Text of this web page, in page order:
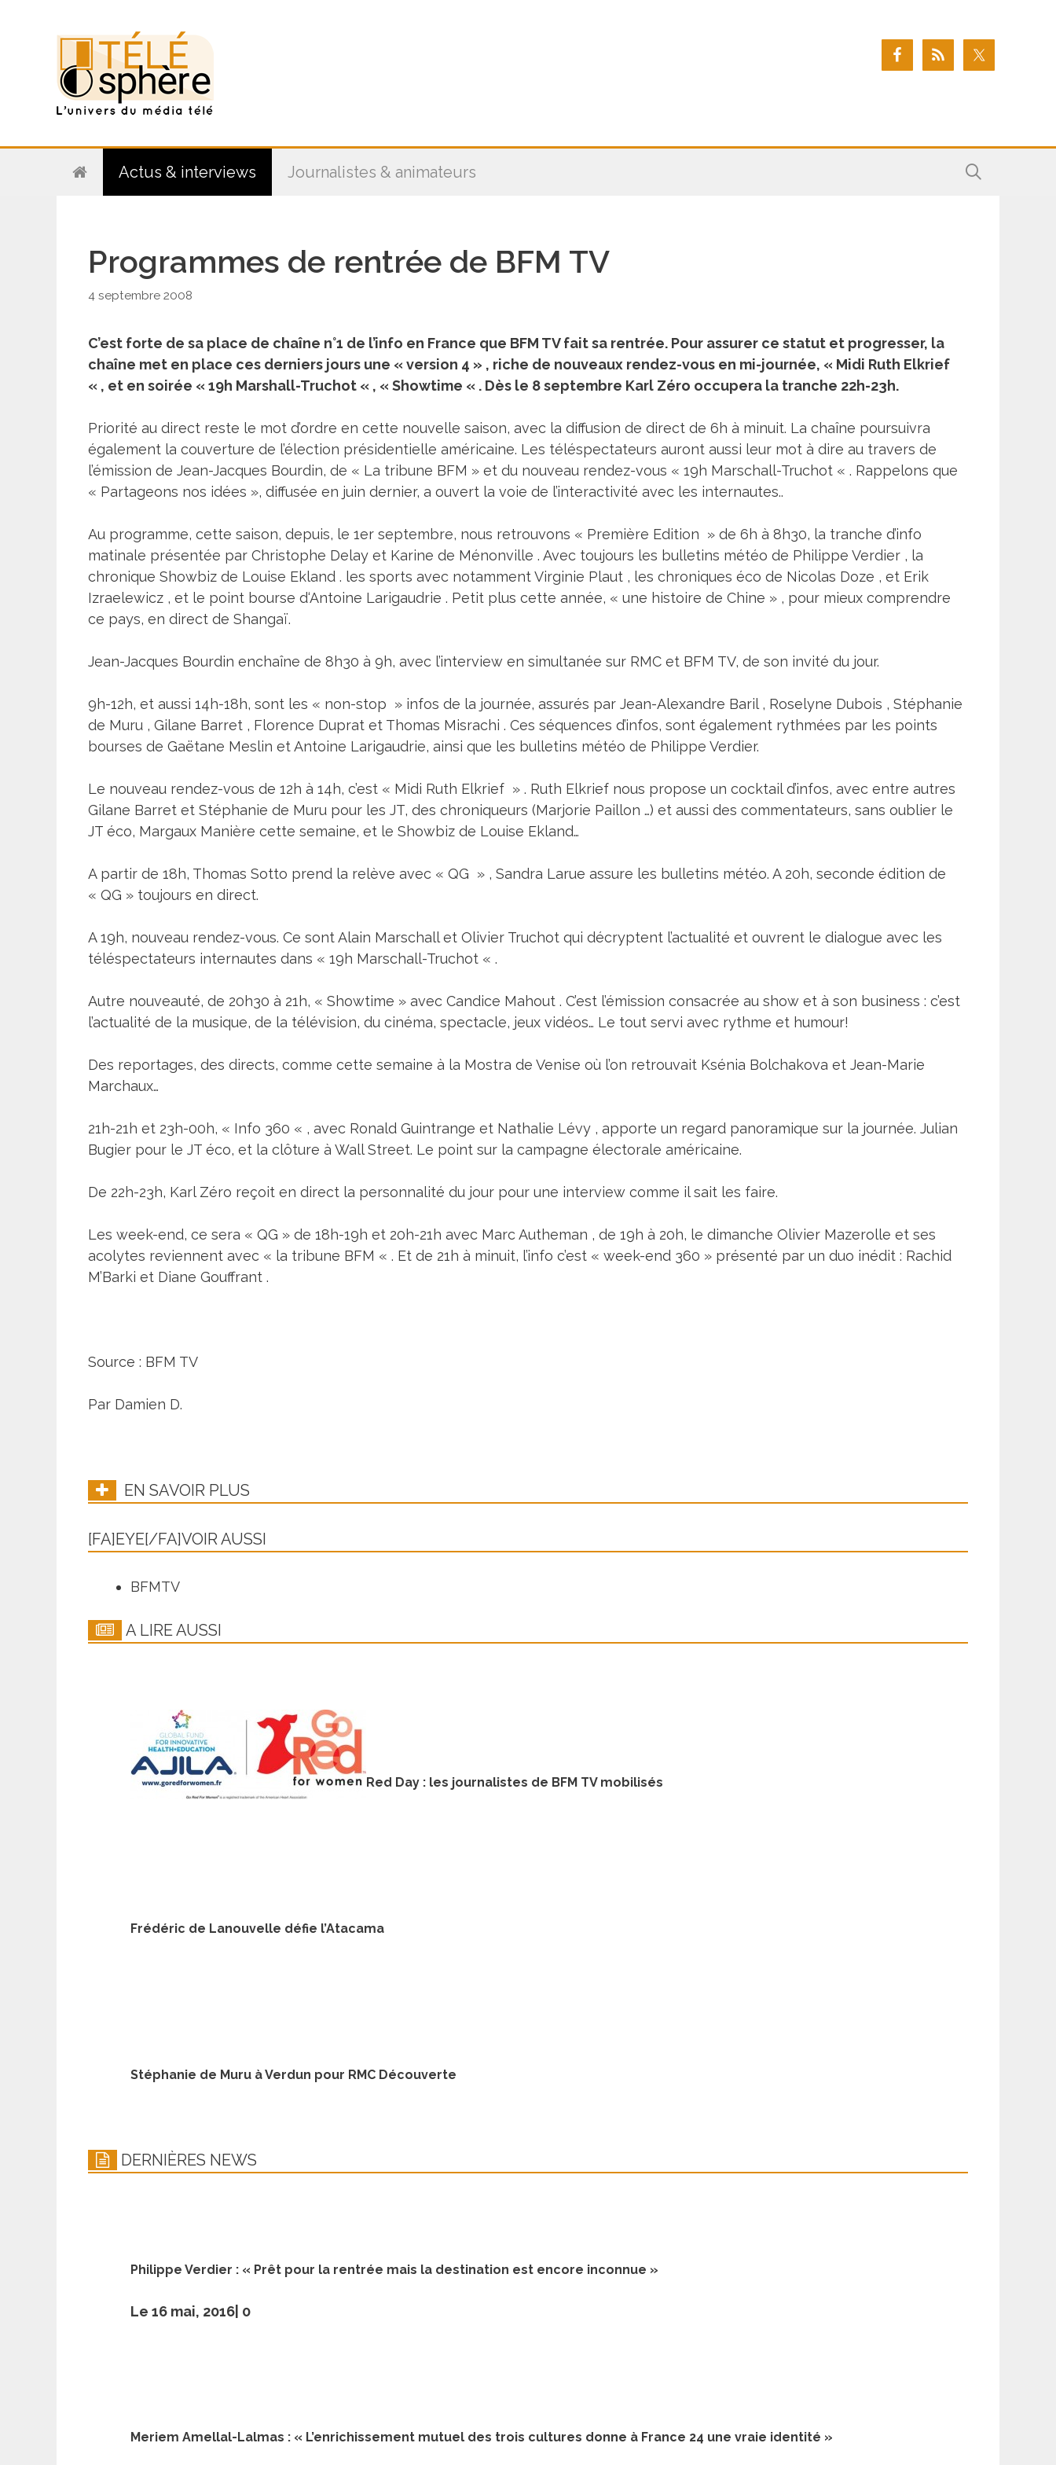
Actus & interviews Journalistes & animateurs
Programmes de rentrée de BFM TV
4 septembre 2008
C’est forte de sa place de chaîne n°1 de l’info en France que BFM TV fait sa rentrée. Pour assurer ce statut et progresser, la
chaîne met en place ces derniers jours une « version 4 » , riche de nouveaux rendez-vous en mi-journée, « Midi Ruth Elkrief
« , et en soirée « 19h Marshall-Truchot « , « Showtime « . Dès le 8 septembre Karl Zéro occupera la tranche 22h-23h.
Priorité au direct reste le mot d’ordre en cette nouvelle saison, avec la diffusion de direct de 6h à minuit. La chaîne poursuivra
également la couverture de l’élection présidentielle américaine. Les téléspectateurs auront aussi leur mot à dire au travers de
l’émission de Jean-Jacques Bourdin, de « La tribune BFM » et du nouveau rendez-vous « 19h Marschall-Truchot « . Rappelons que
« Partageons nos idées », diffusée en juin dernier, a ouvert la voie de l’interactivité avec les internautes..
Au programme, cette saison, depuis, le 1er septembre, nous retrouvons « Première Edition » de 6h à 8h30, la tranche d’info
matinale présentée par Christophe Delay et Karine de Ménonville . Avec toujours les bulletins météo de Philippe Verdier , la
chronique Showbiz de Louise Ekland . les sports avec notamment Virginie Plaut , les chroniques éco de Nicolas Doze , et Erik
Izraelewicz , et le point bourse d‘Antoine Larigaudrie . Petit plus cette année, « une histoire de Chine » , pour mieux comprendre
ce pays, en direct de Shangaï.
Jean-Jacques Bourdin enchaîne de 8h30 à 9h, avec l’interview en simultanée sur RMC et BFM TV, de son invité du jour.
9h-12h, et aussi 14h-18h, sont les « non-stop » infos de la journée, assurés par Jean-Alexandre Baril , Roselyne Dubois , Stéphanie
de Muru , Gilane Barret , Florence Duprat et Thomas Misrachi . Ces séquences d’infos, sont également rythmées par les points
bourses de Gaëtane Meslin et Antoine Larigaudrie, ainsi que les bulletins météo de Philippe Verdier.
Le nouveau rendez-vous de 12h à 14h, c’est « Midi Ruth Elkrief » . Ruth Elkrief nous propose un cocktail d’infos, avec entre autres
Gilane Barret et Stéphanie de Muru pour les JT, des chroniqueurs (Marjorie Paillon …) et aussi des commentateurs, sans oublier le
JT éco, Margaux Manière cette semaine, et le Showbiz de Louise Ekland…
A partir de 18h, Thomas Sotto prend la relève avec « QG » , Sandra Larue assure les bulletins météo. A 20h, seconde édition de
« QG » toujours en direct.
A 19h, nouveau rendez-vous. Ce sont Alain Marschall et Olivier Truchot qui décryptent l’actualité et ouvrent le dialogue avec les
téléspectateurs internautes dans « 19h Marschall-Truchot « .
Autre nouveauté, de 20h30 à 21h, « Showtime » avec Candice Mahout . C’est l’émission consacrée au show et à son business : c’est
l’actualité de la musique, de la télévision, du cinéma, spectacle, jeux vidéos… Le tout servi avec rythme et humour!
Des reportages, des directs, comme cette semaine à la Mostra de Venise où l’on retrouvait Ksénia Bolchakova et Jean-Marie
Marchaux…
21h-21h et 23h-00h, « Info 360 « , avec Ronald Guintrange et Nathalie Lévy , apporte un regard panoramique sur la journée. Julian
Bugier pour le JT éco, et la clôture à Wall Street. Le point sur la campagne électorale américaine.
De 22h-23h, Karl Zéro reçoit en direct la personnalité du jour pour une interview comme il sait les faire.
Les week-end, ce sera « QG » de 18h-19h et 20h-21h avec Marc Autheman , de 19h à 20h, le dimanche Olivier Mazerolle et ses
acolytes reviennent avec « la tribune BFM « . Et de 21h à minuit, l’info c’est « week-end 360 » présenté par un duo inédit : Rachid
M’Barki et Diane Gouffrant .
Source : BFM TV
Par Damien D.
EN SAVOIR PLUS
[FA]EYE[/FA]VOIR AUSSI
BFMTV
A LIRE AUSSI
Red Day : les journalistes de BFM TV mobilisés
Frédéric de Lanouvelle défie l’Atacama
Stéphanie de Muru à Verdun pour RMC Découverte
DERNIÈRES NEWS
Philippe Verdier : « Prêt pour la rentrée mais la destination est encore inconnue »
Le 16 mai, 2016| 0
Meriem Amellal-Lalmas : « L’enrichissement mutuel des trois cultures donne à France 24 une vraie identité »